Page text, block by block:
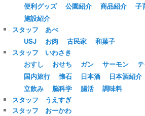
便利グッズ
公園紹介 商品紹介 子
施設紹介
スタッフ あべ
USJ
お肉 古民家
和菓子
スタッフ いわさき
おすし
おせち ガン サーモン
国内旅行
懐石 日本酒 日本酒紹介
立飲み
脳科学 腸活
調味料
スタッフ うえすぎ
スタッフ おーかわ